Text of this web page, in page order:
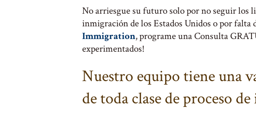
No arriesgue su futuro solo por no seguir los
inmigración de los Estados Unidos o por falta
Immigration, programe una Consulta
experimentados!
Nuestro equipo tiene una
de toda clase de proceso